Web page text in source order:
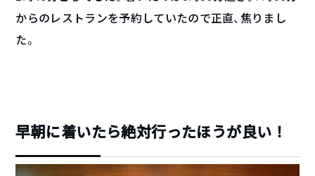
からのレストランを予約していたので正直、焦りまし
た。
早朝に着いたら絶対行ったほうが良い！